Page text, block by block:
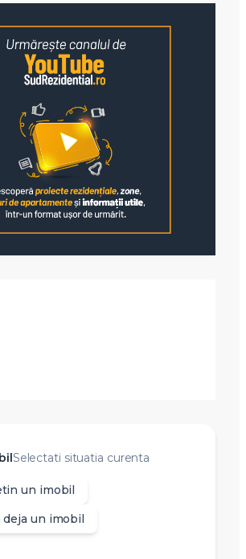
Selectati situatia curenta
un imobil
un imobil